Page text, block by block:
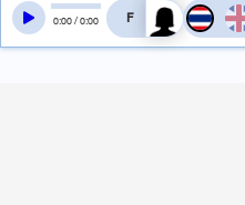
0:00/0:00 สลับเสียงอ่าน